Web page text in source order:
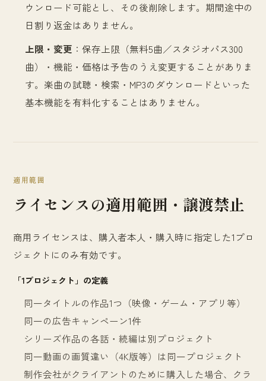
ウンロード可能とし、その後削除します。期間途中の
日割り返金はありません。
上限・変更 ： 保存上限（無料5曲／スタジオパス300
曲）・機能・価格は予告のうえ変更することがありま
す。楽曲の試聴・検索・MP3のダウンロードといった
基本機能を有料化することはありません。
適用範囲
ライセンスの適用範囲・譲渡禁止
商用ライセンスは、購入者本人・購入時に指定した1プロ
ジェクトにのみ有効です。
「1プロジェクト」の定義
同一タイトルの作品1つ（映像・ゲーム・アプリ等）
同一の広告キャンペーン1件
シリーズ作品の各話・続編は別プロジェクト
同一動画の画質違い（4K版等）は同一プロジェクト
制作会社がクライアントのために購入した場合、クラ